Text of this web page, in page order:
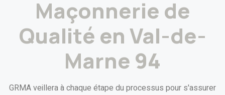
Maçonnerie de
Qualité en Val-de-
Marne 94
GRMA veillera à chaque étape du processus pour s'assurer